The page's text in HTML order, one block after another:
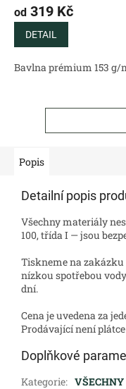
od 319 Kč
DETAIL
Bavlna prémium 153
Popis
Detailní popis
Všechny materiály
100, třída I — jsou
Tiskneme na
nízkou spotřebou
dní.
Cena je uvedena za
Prodávající není plátce
Doplňkové
Kategorie: VŠECHNY